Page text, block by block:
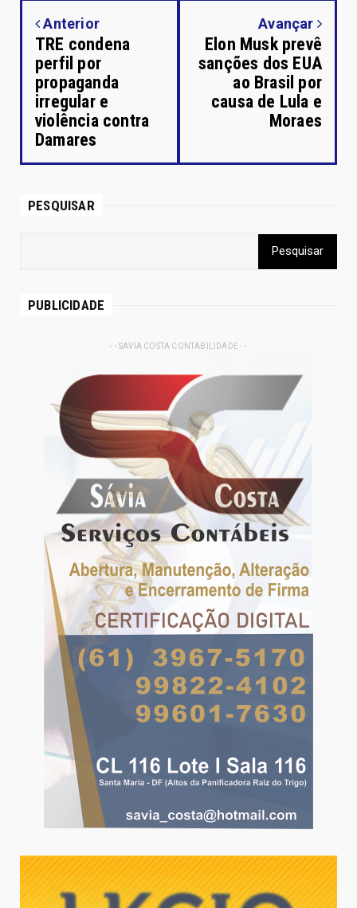
Anterior
TRE condena
perfil por
propaganda
irregular e
violência contra
Damares
Avançar
Elon Musk prevê
sanções dos EUA
ao Brasil por
causa de Lula e
Moraes
PESQUISAR
PUBLICIDADE
- - SAVIA COSTA CONTABILIDADE - -